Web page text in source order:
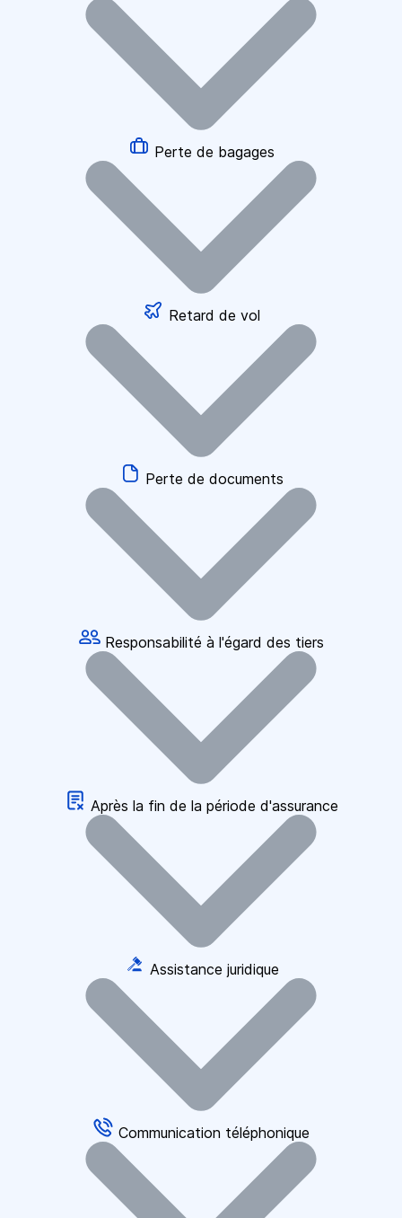
Perte de bagages
Retard de vol
Perte de documents
Responsabilité à l'égard des tiers
Après la fin de la période d'assurance
Assistance juridique
Communication téléphonique